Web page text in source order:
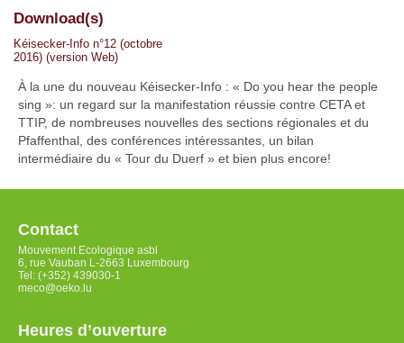
Download(s)
Kéisecker-Info n°12 (octobre
2016) (version Web)
À la une du nouveau Kéisecker-Info : « Do you hear the people
sing »: un regard sur la manifestation réussie contre CETA et
TTIP, de nombreuses nouvelles des sections régionales et du
Pfaffenthal, des conférences intéressantes, un bilan
intermédiaire du « Tour du Duerf » et bien plus encore!
Contact
Mouvement Ecologique asbl
6, rue Vauban L-2663 Luxembourg
Tel: (+352) 439030-1
meco@oeko.lu
Heures d’ouverture